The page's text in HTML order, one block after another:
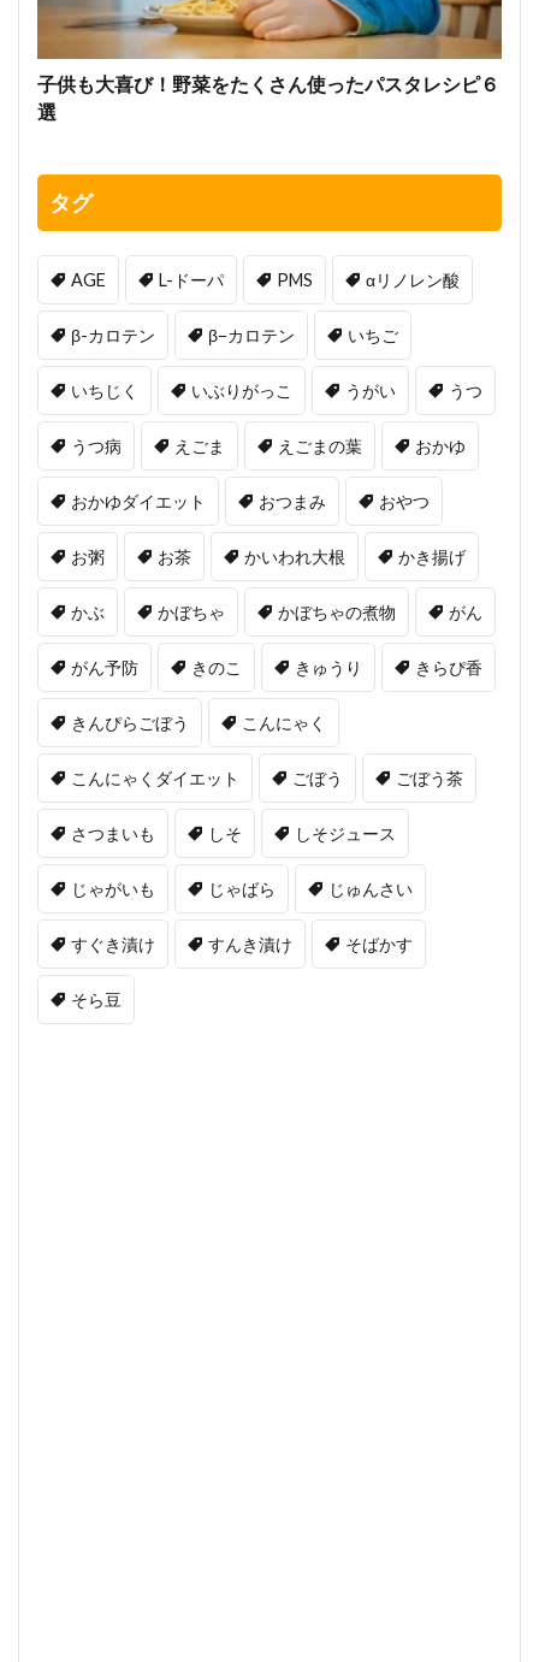
子供も大喜び！野菜をたくさん使ったパスタレシピ６
選
タグ
AGE L-ドーパ PMS αリノレン酸
β-カロテン β−カロテン いちご
いちじく いぶりがっこ うがい うつ
うつ病 えごま えごまの葉 おかゆ
おかゆダイエット おつまみ おやつ
お粥 お茶 かいわれ大根 かき揚げ
かぶ かぼちゃ かぼちゃの煮物 がん
がん予防 きのこ きゅうり きらぴ香
きんぴらごぼう こんにゃく
こんにゃくダイエット ごぼう ごぼう茶
さつまいも しそ しそジュース
じゃがいも じゃばら じゅんさい
すぐき漬け すんき漬け そばかす
そら豆